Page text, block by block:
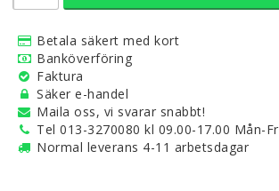
Betala säkert med kort
Banköverföring
Faktura
Säker e-handel
Maila oss, vi svarar snabbt!
Tel 013-3270080 kl 09.00-17.00 Mån-
Normal leverans 4-11 arbetsdagar